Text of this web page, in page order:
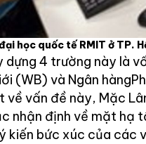
học quốc tế RMIT ở TP.
dựng 4 trường này là
(WB) và Ngân
về vấn đề này, Mặc
nhận định về mặt hạ
kiến bức xúc của các